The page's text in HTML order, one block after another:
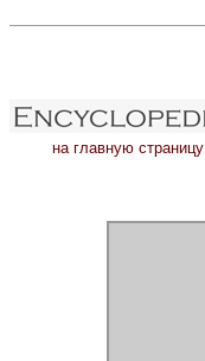
на главную страницу